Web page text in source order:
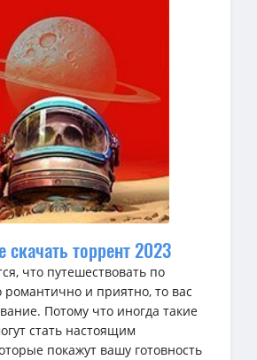
скачать торрент 2023
что путешествовать по
романтично и приятно, то вас
Потому что иногда такие
стать настоящим
покажут вашу готовность